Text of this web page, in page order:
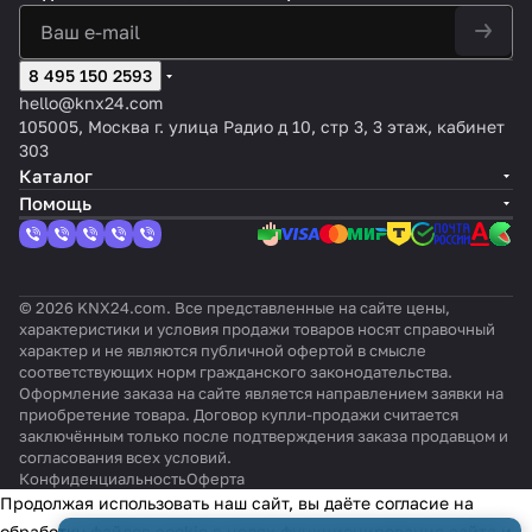
к
KNX
с
двои
чны
ми
вход
ами
(к
разъ
ему
ционе
ров
NSE
комм
ерчес
серий
(PAC,
VRF)
Indust
ries
(Hype
rmulti)
ческих
(PAC,
VRF) по
лу NASA
Aquar
Water)
в
Dome
rea
MKE
и
онер
hi
Sky
&
VRV)
конд
sonic
ECOi
&
PACi)
конди
ционе
Heavy
(Hype
rmulti)
еле
й
кон
еро
DAI
KIN
8 495 150 2593
hello@knx24.com
105005, Москва г. улица Радио д 10, стр 3, 3 этаж, кабинет
303
Каталог
Помощь
© 2026 KNX24.com. Все представленные на сайте цены,
характеристики и условия продажи товаров носят справочный
характер и не являются публичной офертой в смысле
соответствующих норм гражданского законодательства.
Оформление заказа на сайте является направлением заявки на
приобретение товара. Договор купли-продажи считается
заключённым только после подтверждения заказа продавцом и
согласования всех условий.
КонфиденциальностьОферта
Продолжая использовать наш сайт, вы даёте согласие на